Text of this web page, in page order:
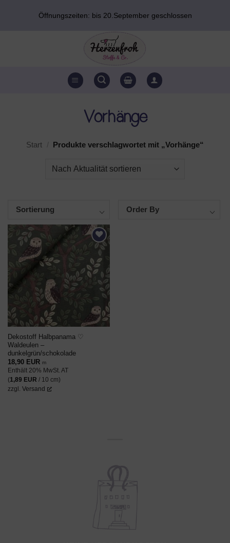
Öffnungszeiten: bis 20.September geschlossen
Vorhänge
Start Produkte verschlagwortet mit „Vorhänge“
Sortierung Order By
WUNSCHZETTEL
Dekostoff Halbpanama ♡
Waldeulen –
dunkelgrün/schokolade
18,90 EUR m
Enthält 20% MwSt. AT
(1,89 EUR / 10 cm)
zzgl. Versand